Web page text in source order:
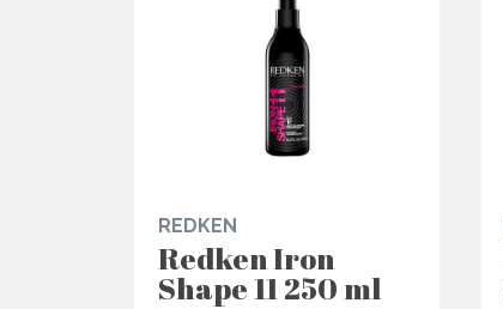
REDKEN
Redken Iron
Shape 11 250 ml